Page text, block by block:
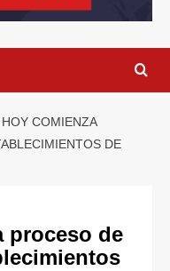
COMIENZA
DE
proceso de